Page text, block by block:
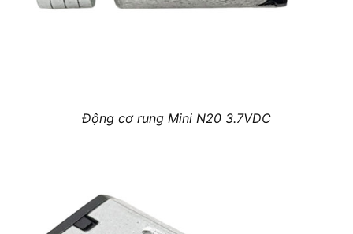
Động cơ rung Mini N20 3.7VDC